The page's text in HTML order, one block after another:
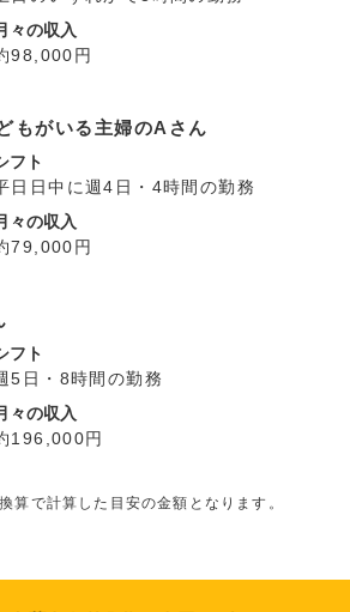
々の収入
98,000円
もがいる主婦のAさん
フト
日日中に週4日・4時間の勤務
々の収入
79,000円
フト
5日・8時間の勤務
々の収入
196,000円
算で計算した目安の金額となります。